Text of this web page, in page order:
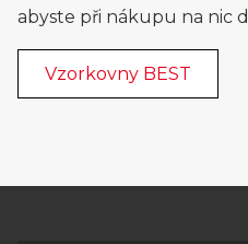
abyste při nákupu na nic
Vzorkovny BEST